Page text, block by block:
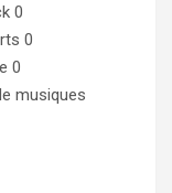
0
0
0
musiques